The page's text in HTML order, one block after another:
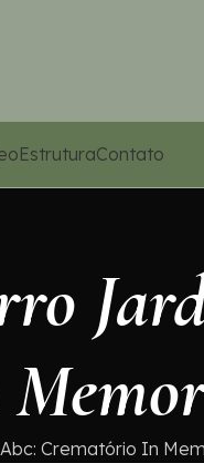
EstruturaContato
Crematório In